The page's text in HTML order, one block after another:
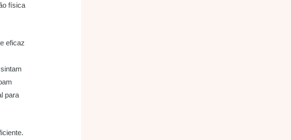
física
eficaz
para